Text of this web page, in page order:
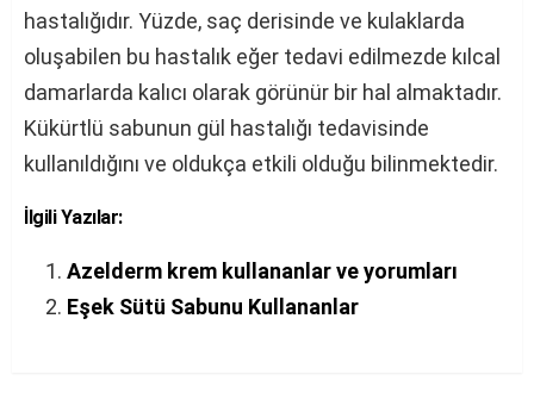
hastalığıdır. Yüzde, saç derisinde ve kulaklarda
oluşabilen bu hastalık eğer tedavi edilmezde kılcal
damarlarda kalıcı olarak görünür bir hal almaktadır.
Kükürtlü sabunun gül hastalığı tedavisinde
kullanıldığını ve oldukça etkili olduğu bilinmektedir.
İlgili Yazılar:
Azelderm krem kullananlar ve yorumları
Eşek Sütü Sabunu Kullananlar